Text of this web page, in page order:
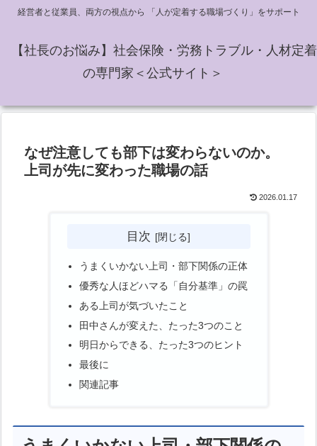
経営者と従業員、両方の視点から 「人が定着する職場づくり」をサポート
【社長のお悩み】社会保険・労務トラブル・人材定着
の専門家＜公式サイト＞
なぜ注意しても部下は変わらないのか。
上司が先に変わった職場の話
2026.01.17
目次
うまくいかない上司・部下関係の正体
優秀な人ほどハマる「自分基準」の罠
ある上司が気づいたこと
田中さんが変えた、たった3つのこと
明日からできる、たった3つのヒント
最後に
関連記事